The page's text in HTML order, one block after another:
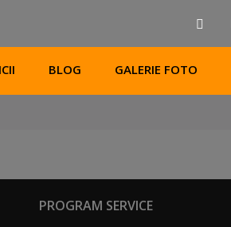
BLOG GALERIE FOTO
PROGRAM SERVICE